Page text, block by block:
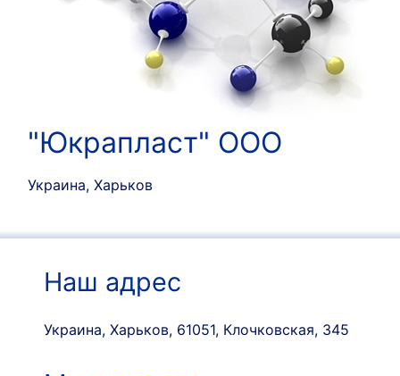
"Юкрапласт" ООО
Украина, Харьков
Наш адрес
Украина, Харьков, 61051, Клочковская, 345